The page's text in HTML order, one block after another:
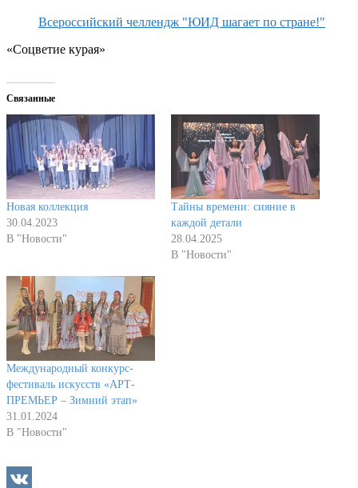
Всероссийский челлендж "ЮИД шагает по стране!"
«Соцветие курая»
Связанные
Новая коллекция
30.04.2023
В "Новости"
Тайны времени: сияние в
каждой детали
28.04.2025
В "Новости"
Международный конкурс-
фестиваль искусств «АРТ-
ПРЕМЬЕР – Зимний этап»
31.01.2024
В "Новости"